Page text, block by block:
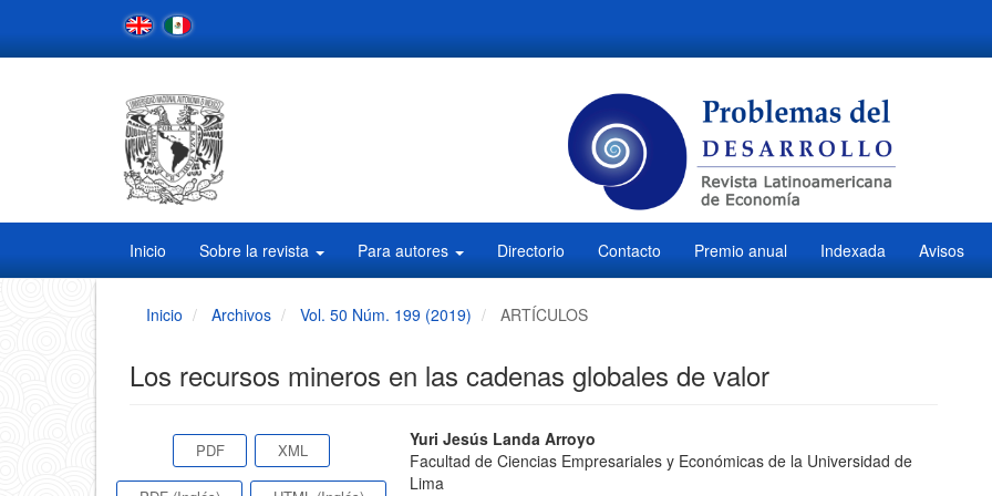
Contenido
Inicio Sobre la revista Para autores Directorio Contacto Premio anual Indexada Avisos
Inicio Archivos Vol. 50 Núm. 199 (2019) ARTÍCULOS
Los recursos mineros en las cadenas globales de valor
BarraPDF XML
Contenido
principal
Yuri Jesús Landa Arroyo
Facultad de Ciencias Empresariales y Económicas de la Universidad de
Lima